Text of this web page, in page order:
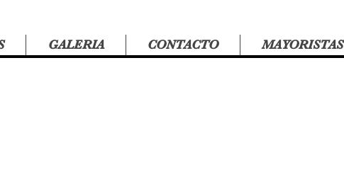
GALERIA CONTACTO MAYORISTAS